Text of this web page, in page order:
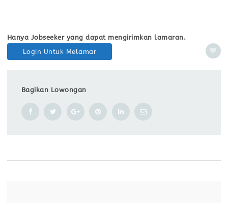
Hanya Jobseeker yang dapat mengirimkan lamaran.
Login Untuk Melamar
Bagikan Lowongan